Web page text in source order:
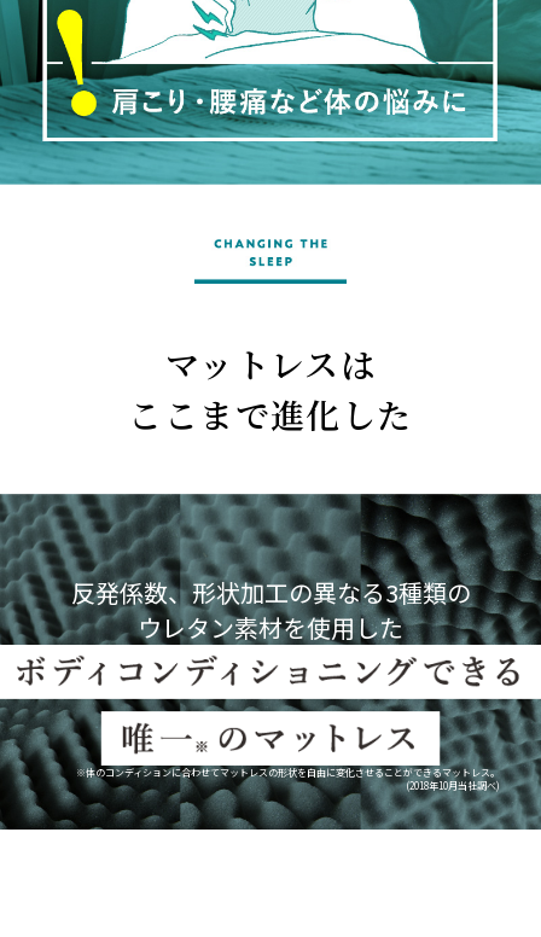
マットレスは
ここまで進化した
反発係数、形状加工の異なる3種類の
ウレタン素材を使用した
※体のコンディションに合わせてマットレスの形状を自由に変化させることができるマットレス。
(2018年10月当社調べ)